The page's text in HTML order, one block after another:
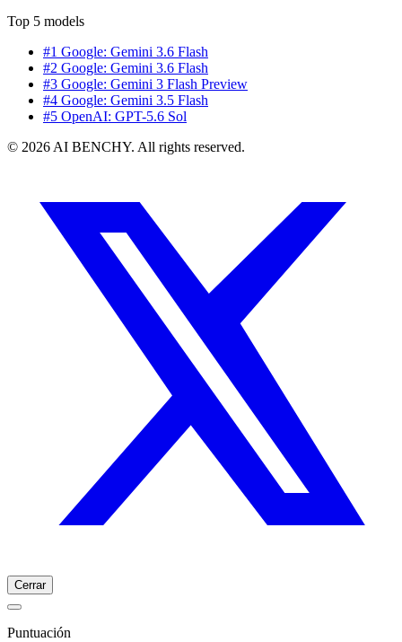
Top 5 models
#1 Google: Gemini 3.6 Flash
#2 Google: Gemini 3.6 Flash
#3 Google: Gemini 3 Flash Preview
#4 Google: Gemini 3.5 Flash
#5 OpenAI: GPT-5.6 Sol
© 2026 AI BENCHY. All rights reserved.
Cerrar
Puntuación